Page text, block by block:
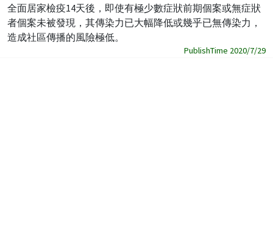
全面居家檢疫14天後，即使有極少數症狀前期個案或無症狀
者個案未被發現，其傳染力已大幅降低或幾乎已無傳染力，
造成社區傳播的風險極低。
PublishTime 2020/7/29